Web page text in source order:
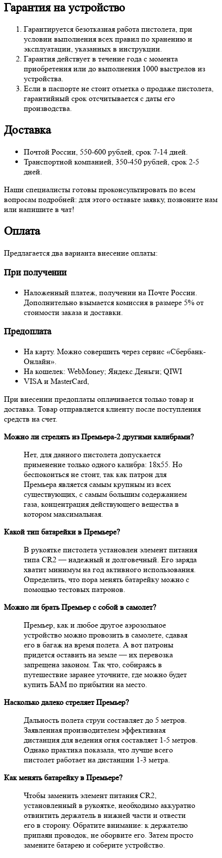
Гарантия на устройство
Гарантируется безотказная работа пистолета, при
условии выполнения всех правил по хранению и
эксплуатации, указанных в инструкции.
Гарантия действует в течение года с момента
приобретения или до выполнения 1000 выстрелов из
устройства.
Если в паспорте не стоит отметка о продаже пистолета,
гарантийный срок отсчитывается с даты его
производства.
Доставка
Почтой России, 550-600 рублей, срок 7-14 дней.
Транспортной компанией, 350-450 рублей, срок 2-5
дней.
Наши специалисты готовы проконсультировать по всем
вопросам подробней: для этого оставьте заявку, позвоните нам
или напишите в чат!
Оплата
Предлагается два варианта внесение оплаты:
При получении
Наложенный платеж, получении на Почте России.
Дополнительно взымается комиссия в размере 5% от
стоимости заказа и доставки.
Предоплата
На карту. Можно совершить через сервис «Сбербанк-
Онлайн».
На кошелек: WebMoney; Яндекс.Деньги; QIWI
VISA и MasterCard,
При внесении предоплаты оплачивается только товар и
доставка. Товар отправляется клиенту после поступления
средств на счет.
Можно ли стрелять из Премьера-2 другими калибрами?
Нет, для данного пистолета допускается
применение только одного калибра: 18х55. Но
беспокоиться не стоит, так как патрон для
Премьера является самым крупным из всех
существующих, с самым большим содержанием
газа, концентрация действующего вещества в
котором максимальная.
Какой тип батарейки в Премьере?
В рукоятке пистолета установлен элемент питания
типа CR2 — надежный и долговечный. Его заряда
хватит минимум на год активного использования.
Определить, что пора менять батарейку можно с
помощью тестовых патронов.
Можно ли брать Премьер с собой в самолет?
Премьер, как и любое другое аэрозольное
устройство можно провозить в самолете, сдавая
его в багаж на время полета. А вот патроны
придется оставить на земле — их перевозка
запрещена законом. Так что, собираясь в
путешествие заранее уточните, где можно будет
купить БАМ по прибытии на место.
Насколько далеко стреляет Премьер?
Дальность полета струи составляет до 5 метров.
Заявленная производителем эффективная
дистанция для ведения огня составляет 1-5 метров.
Однако практика показала, что лучше всего
пистолет работает на дистанции 1-3 метра.
Как менять батарейку в Премьере?
Чтобы заменить элемент питания CR2,
установленный в рукоятке, необходимо аккуратно
отвинтить держатель в нижней части и отвести
его в сторону. Обратите внимание: к держателю
припаян проводок, не оборвите его. Затем просто
замените батарею и соберите устройство.